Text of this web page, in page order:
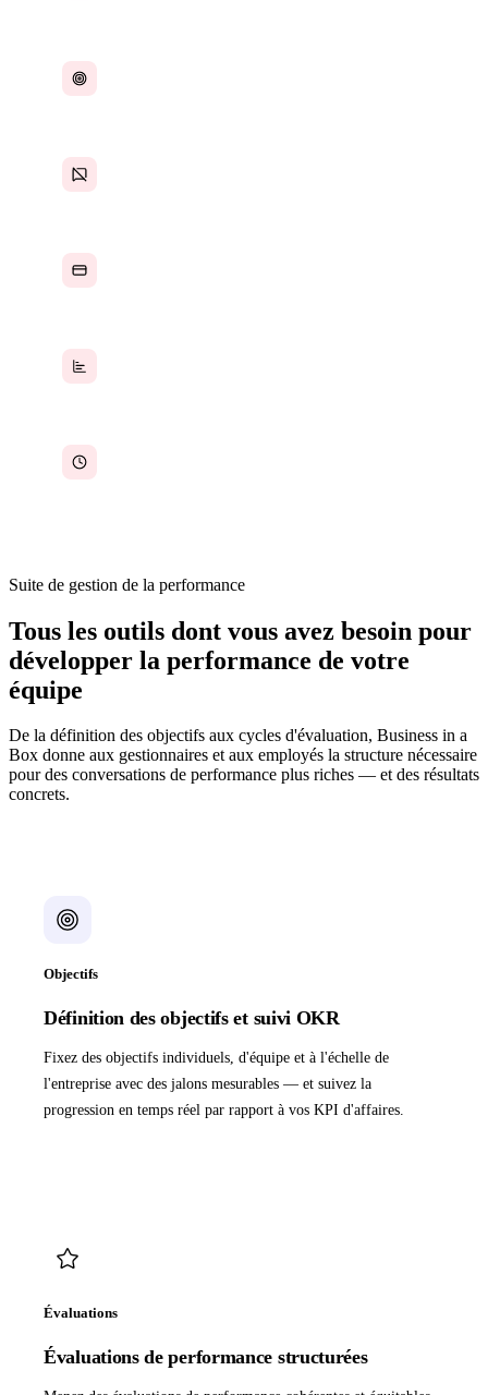
Suite de gestion de la performance
Tous les outils dont vous avez besoin pour
développer la performance de votre
équipe
De la définition des objectifs aux cycles d'évaluation, Business in a
Box donne aux gestionnaires et aux employés la structure nécessaire
pour des conversations de performance plus riches — et des résultats
concrets.
Objectifs
Définition des objectifs et suivi OKR
Fixez des objectifs individuels, d'équipe et à l'échelle de
l'entreprise avec des jalons mesurables — et suivez la
progression en temps réel par rapport à vos KPI d'affaires.
Évaluations
Évaluations de performance structurées